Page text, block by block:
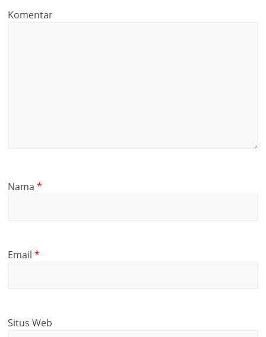
Komentar
Nama*
Email*
Situs Web